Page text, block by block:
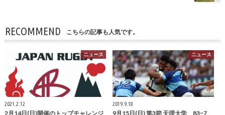
RECOMMEND こちらの記事も人気です。
ニュース
2021.2.12
2月14日(日)開催のトップチャレンジ
ニュース
2019.9.18
9月15日(日) 第3節 天理大学 83−7